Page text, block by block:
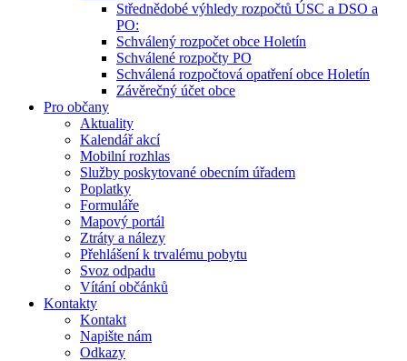
Střednědobé výhledy rozpočtů ÚSC a DSO a
PO:
Schválený rozpočet obce Holetín
Schválené rozpočty PO
Schválená rozpočtová opatření obce Holetín
Závěrečný účet obce
Pro občany
Aktuality
Kalendář akcí
Mobilní rozhlas
Služby poskytované obecním úřadem
Poplatky
Formuláře
Mapový portál
Ztráty a nálezy
Přehlášení k trvalému pobytu
Svoz odpadu
Vítání občánků
Kontakty
Kontakt
Napište nám
Odkazy